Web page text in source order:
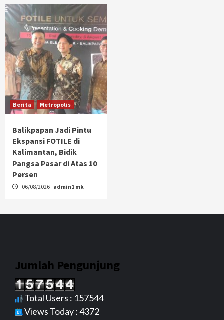
Berita Metropolis
Balikpapan Jadi Pintu
Ekspansi FOTILE di
Kalimantan, Bidik
Pangsa Pasar di Atas 10
Persen
06/08/2026 admin1 mk
Jumlah Pengunjung
Total Users : 157544
Views Today : 4372